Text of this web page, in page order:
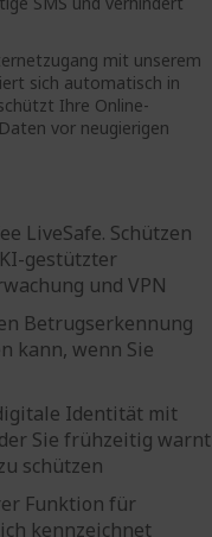
mit unserem
sich automatisch in
Ihre Online-
vor neugierigen
LiveSafe. Schützen
gestützter
und VPN
Betrugserkennung
kann, wenn Sie
Identität mit
Sie frühzeitig warnt
schützen
Funktion für
kennzeichnet